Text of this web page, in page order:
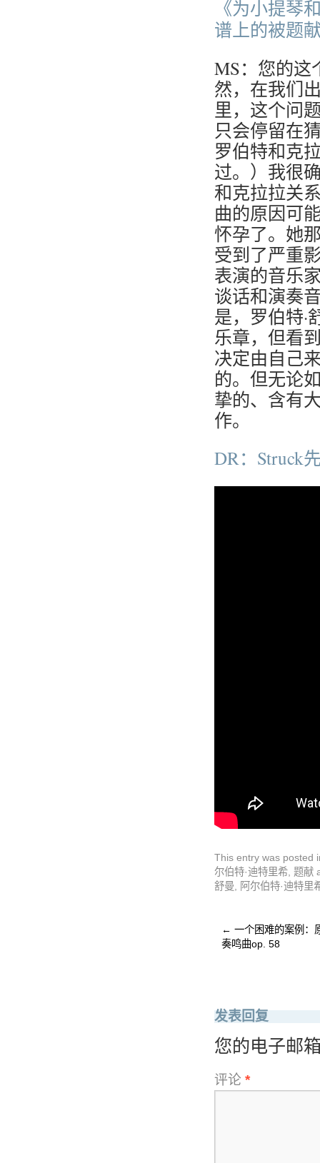
《为小提琴
谱上的被题
MS：您的这
然，在我们
里，这个问
只会停留在
罗伯特和克
过。）我很
和克拉拉关
曲的原因可
怀孕了。她
受到了严重
表演的音乐
谈话和演奏
是，罗伯特·
乐章，但看
决定由自己
的。但无论
挚的、含有
作。
DR：Struck
This entry was posted
尔伯特·迪特里希 题献
舒曼
阿尔伯特·迪特里
← 一个困难的案例：
奏鸣曲op. 58
发表回复
您的电子邮
评论 *